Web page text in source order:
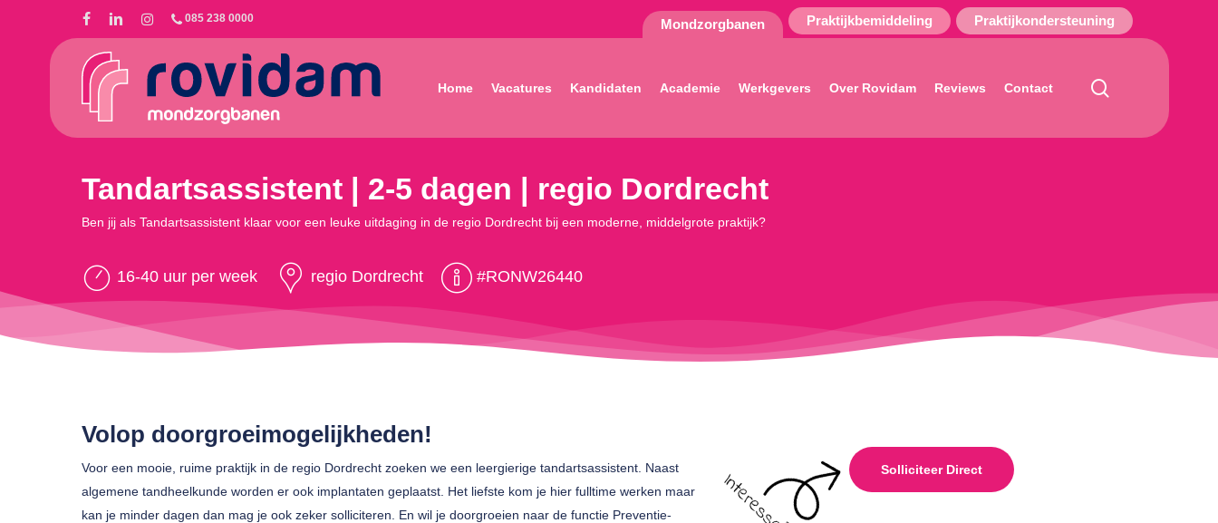
085 238 0000 Mondzorgbanen Praktijkbemiddeling Praktijkondersteuning
Home Vacatures Kandidaten Academie Werkgevers Over Rovidam Reviews Contact
Tandartsassistent | 2-5 dagen | regio Dordrecht
Ben jij als Tandartsassistent klaar voor een leuke uitdaging in de regio Dordrecht bij een moderne, middelgrote praktijk?
16-40 uur per week regio Dordrecht #RONW26440
Volop doorgroeimogelijkheden!
Voor een mooie, ruime praktijk in de regio Dordrecht zoeken we een leergierige tandartsassistent. Naast
algemene tandheelkunde worden er ook implantaten geplaatst. Het liefste kom je hier fulltime werken maar
kan je minder dagen dan mag je ook zeker solliciteren. En wil je doorgroeien naar de functie Preventie-
Solliciteer Direct